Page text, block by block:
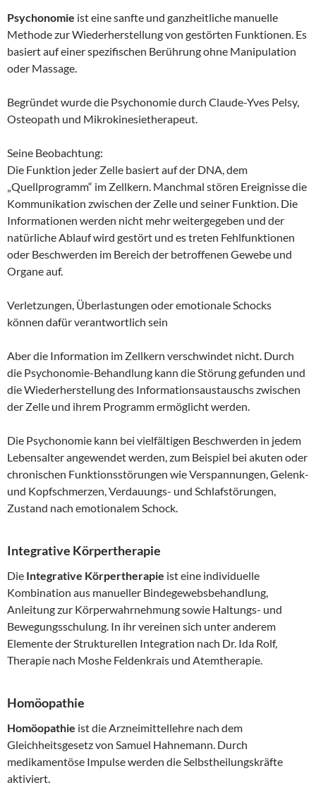
Psychonomie ist eine sanfte und ganzheitliche manuelle
Methode zur Wiederherstellung von gestörten Funktionen. Es
basiert auf einer spezifischen Berührung ohne Manipulation
oder Massage.
Begründet wurde die Psychonomie durch Claude-Yves Pelsy,
Osteopath und Mikrokinesietherapeut.
Seine Beobachtung:
Die Funktion jeder Zelle basiert auf der DNA, dem
„Quellprogramm“ im Zellkern. Manchmal stören Ereignisse die
Kommunikation zwischen der Zelle und seiner Funktion. Die
Informationen werden nicht mehr weitergegeben und der
natürliche Ablauf wird gestört und es treten Fehlfunktionen
oder Beschwerden im Bereich der betroffenen Gewebe und
Organe auf.
Verletzungen, Überlastungen oder emotionale Schocks
können dafür verantwortlich sein
Aber die Information im Zellkern verschwindet nicht. Durch
die Psychonomie-Behandlung kann die Störung gefunden und
die Wiederherstellung des Informationsaustauschs zwischen
der Zelle und ihrem Programm ermöglicht werden.
Die Psychonomie kann bei vielfältigen Beschwerden in jedem
Lebensalter angewendet werden, zum Beispiel bei akuten oder
chronischen Funktionsstörungen wie Verspannungen, Gelenk-
und Kopfschmerzen, Verdauungs- und Schlafstörungen,
Zustand nach emotionalem Schock.
Integrative Körpertherapie
Die Integrative Körpertherapie ist eine individuelle
Kombination aus manueller Bindegewebsbehandlung,
Anleitung zur Körperwahrnehmung sowie Haltungs- und
Bewegungsschulung. In ihr vereinen sich unter anderem
Elemente der Strukturellen Integration nach Dr. Ida Rolf,
Therapie nach Moshe Feldenkrais und Atemtherapie.
Homöopathie
Homöopathie ist die Arzneimittellehre nach dem
Gleichheitsgesetz von Samuel Hahnemann. Durch
medikamentöse Impulse werden die Selbstheilungskräfte
aktiviert.